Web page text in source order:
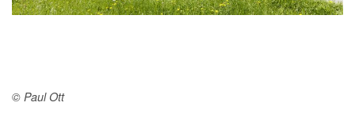
© Paul Ott